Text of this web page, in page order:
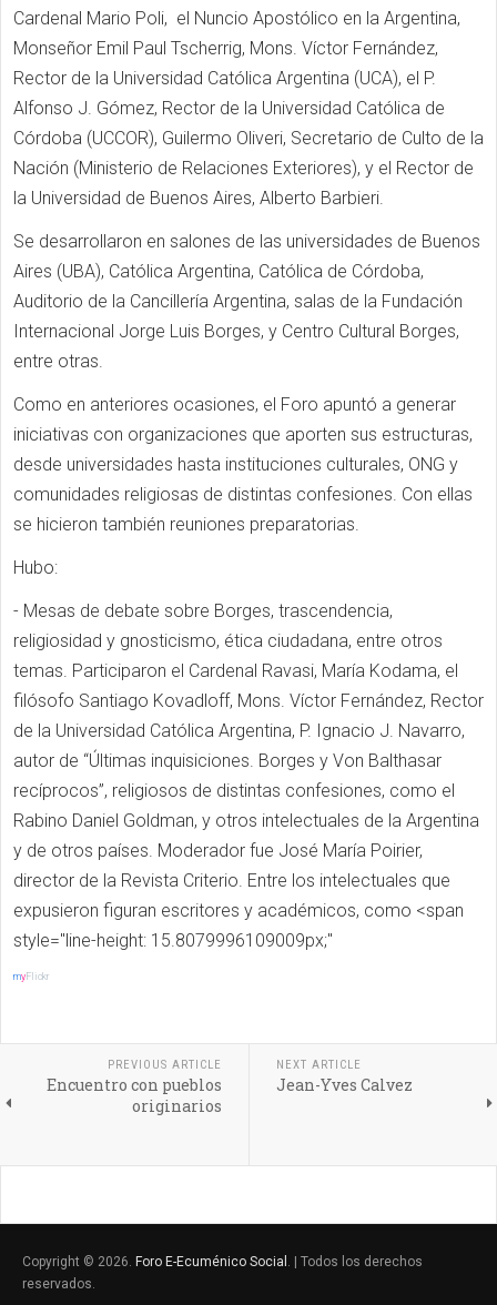
Cardenal Mario Poli, el Nuncio Apostólico en la Argentina,
Monseñor Emil Paul Tscherrig, Mons. Víctor Fernández,
Rector de la Universidad Católica Argentina (UCA), el P.
Alfonso J. Gómez, Rector de la Universidad Católica de
Córdoba (UCCOR), Guilermo Oliveri, Secretario de Culto de la
Nación (Ministerio de Relaciones Exteriores), y el Rector de
la Universidad de Buenos Aires, Alberto Barbieri.
Se desarrollaron en salones de las universidades de Buenos
Aires (UBA), Católica Argentina, Católica de Córdoba,
Auditorio de la Cancillería Argentina, salas de la Fundación
Internacional Jorge Luis Borges, y Centro Cultural Borges,
entre otras.
Como en anteriores ocasiones, el Foro apuntó a generar
iniciativas con organizaciones que aporten sus estructuras,
desde universidades hasta instituciones culturales, ONG y
comunidades religiosas de distintas confesiones. Con ellas
se hicieron también reuniones preparatorias.
Hubo:
- Mesas de debate sobre Borges, trascendencia,
religiosidad y gnosticismo, ética ciudadana, entre otros
temas. Participaron el Cardenal Ravasi, María Kodama, el
filósofo Santiago Kovadloff, Mons. Víctor Fernández, Rector
de la Universidad Católica Argentina, P. Ignacio J. Navarro,
autor de “Últimas inquisiciones. Borges y Von Balthasar
recíprocos”, religiosos de distintas confesiones, como el
Rabino Daniel Goldman, y otros intelectuales de la Argentina
y de otros países. Moderador fue José María Poirier,
director de la Revista Criterio. Entre los intelectuales que
expusieron figuran escritores y académicos, como <span
style="line-height: 15.8079996109009px;"
my Flickr
PREVIOUS ARTICLE
Encuentro con pueblos
originarios
NEXT ARTICLE
Jean-Yves Calvez
Copyright © 2026. Foro E-Ecuménico Social . | Todos los derechos
reservados.